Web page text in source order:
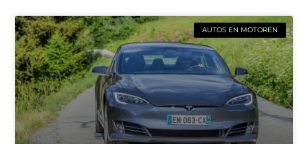
AUTOS EN MOTOREN